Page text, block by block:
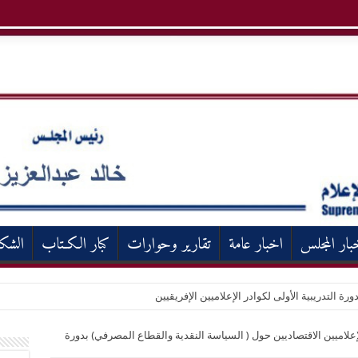
المجلس اخبار عامة تقارير وحوارات كبار الكـتاب
التدريبية الأولى لكوادر الإعلاميين الإفريقيين
الاقتصاديين حول ( السياسة النقدية والقطاع المصرفي) بدورة